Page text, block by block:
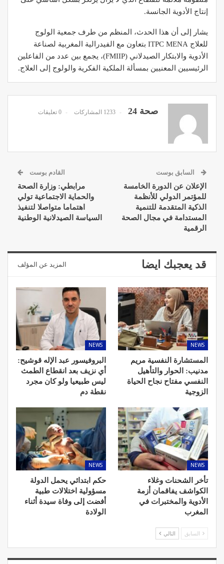
إنتاج الأدوية الجانسة.
يشار إلى أن هذا الحدث، المنظم من طرف جمعية الولوج
للعلاج ITPC MENA بتعاون مع الفيدرالية المغربية لصناعة
الأدوية والابتكار الصيدلاني (FMIIP)، يجمع بين عدد من الفاعلين
الرئيسيين المعنيين بمسألة الملكية الفكرية والولوج إلى العلاج.
صحة 24 1233 المشاركات 0 تعليقات
السابق بوست
الإعلان عن الدورة الخامسة
للمؤتمر الدولي للأنظمة
الذكية المتقدمة للتنمية
المستدامة في مجال الصحة
الرقمية
القادم بوست
مرابطي: وزارة الصحة
والحماية الاجتماعية تولي
اهتماما متواصلا لتنفيذ
السياسة الصيدلانية الوطنية
قد يعجبك ايضا المزيد عن المؤلف
NEWS
المستشارة النفسية مريم
مدنيب: الحوار والتأهيل
النفسي مفتاح نجاح الحياة
الزوجية
NEWS
البروفيسور عبد الإله قوشيح:
أي نزيف بعد انقطاع الطمث
ليس طبيعيا ولو كان مجرد
نقطة دم
NEWS
تأخر الشحنات وغلاء
الكواشف يفاقمان أزمة
الأدوية والمختبرات في
المغرب
NEWS
حكم ابتدائي يحمل الدولة
مسؤولية اختلالات طبية
أفضت إلى وفاة سيدة أثناء
الولادة
السابق التالي